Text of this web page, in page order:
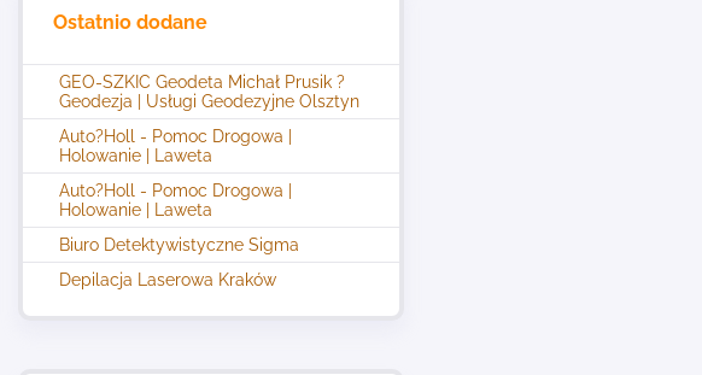
Ostatnio dodane
GEO-SZKIC Geodeta Michał Prusik ?
Geodezja | Usługi Geodezyjne Olsztyn
Auto?Holl - Pomoc Drogowa |
Holowanie | Laweta
Auto?Holl - Pomoc Drogowa |
Holowanie | Laweta
Biuro Detektywistyczne Sigma
Depilacja Laserowa Kraków